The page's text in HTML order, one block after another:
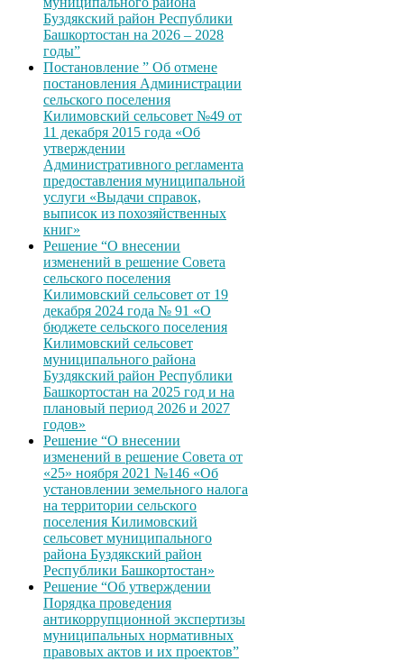
Буздякский район Республики
Башкортостан на 2026 – 2028
годы”
Постановление ” Об отмене
постановления Администрации
сельского поселения
Килимовский сельсовет №49 от
11 декабря 2015 года «Об
утверждении
Административного регламента
предоставления муниципальной
услуги «Выдачи справок,
выписок из похозяйственных
книг»
Решение “О внесении
изменений в решение Совета
сельского поселения
Килимовский сельсовет от 19
декабря 2024 года № 91 «О
бюджете сельского поселения
Килимовский сельсовет
муниципального района
Буздякский район Республики
Башкортостан на 2025 год и на
плановый период 2026 и 2027
годов»
Решение “О внесении
изменений в решение Совета от
«25» ноября 2021 №146 «Об
установлении земельного налога
на территории сельского
поселения Килимовский
сельсовет муниципального
района Буздякский район
Республики Башкортостан»
Решение “Об утверждении
Порядка проведения
антикоррупционной экспертизы
муниципальных нормативных
правовых актов и их проектов”